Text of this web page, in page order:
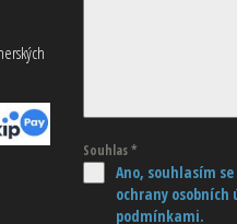
Souhlas*
Ano, souhlasím
ochrany osobních
podmínkami.